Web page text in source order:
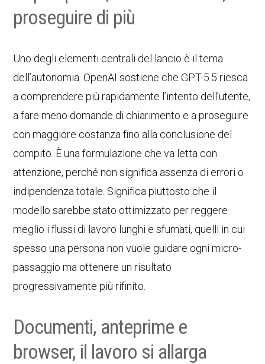
proseguire di più
Uno degli elementi centrali del lancio è il tema
dell’autonomia. OpenAI sostiene che GPT-5.5 riesca
a comprendere più rapidamente l’intento dell’utente,
a fare meno domande di chiarimento e a proseguire
con maggiore costanza fino alla conclusione del
compito. È una formulazione che va letta con
attenzione, perché non significa assenza di errori o
indipendenza totale. Significa piuttosto che il
modello sarebbe stato ottimizzato per reggere
meglio i flussi di lavoro lunghi e sfumati, quelli in cui
spesso una persona non vuole guidare ogni micro-
passaggio ma ottenere un risultato
progressivamente più rifinito.
Documenti, anteprime e
browser, il lavoro si allarga